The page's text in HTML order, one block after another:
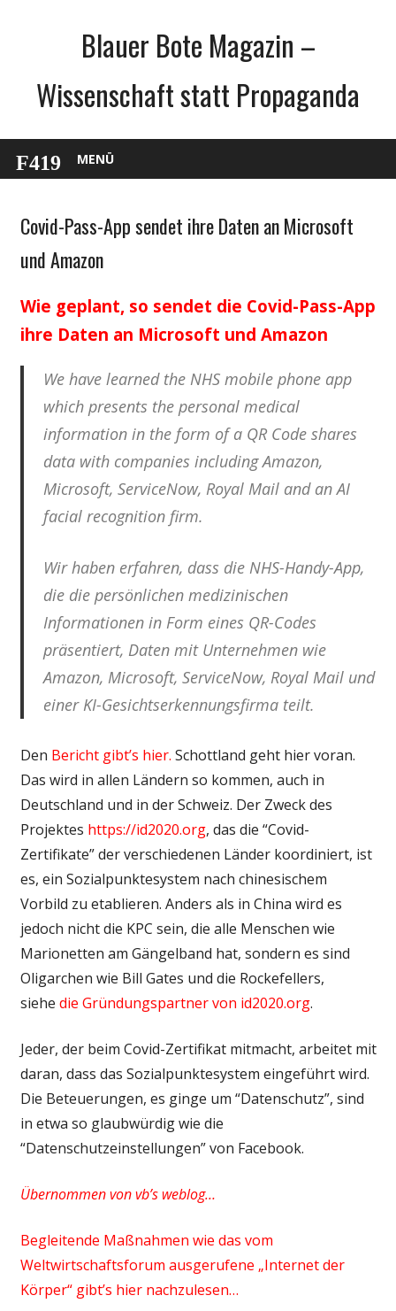
Blauer Bote Magazin –
Wissenschaft statt Propaganda
MENÜ
Gesellschaft
Politik
Wirtschaft
Covid-Pass-App sendet ihre Daten an Microsoft
und Amazon
Wie geplant, so sendet die Covid-Pass-App
ihre Daten an Microsoft und Amazon
We have learned the NHS mobile phone app
which presents the personal medical
information in the form of a QR Code shares
data with companies including Amazon,
Microsoft, ServiceNow, Royal Mail and an AI
facial recognition firm.
Wir haben erfahren, dass die NHS-Handy-App,
die die persönlichen medizinischen
Informationen in Form eines QR-Codes
präsentiert, Daten mit Unternehmen wie
Amazon, Microsoft, ServiceNow, Royal Mail und
einer KI-Gesichtserkennungsfirma teilt.
Den Bericht gibt’s hier. Schottland geht hier voran.
Das wird in allen Ländern so kommen, auch in
Deutschland und in der Schweiz. Der Zweck des
Projektes https://id2020.org, das die “Covid-
Zertifikate” der verschiedenen Länder koordiniert, ist
es, ein Sozialpunktesystem nach chinesischem
Vorbild zu etablieren. Anders als in China wird es
jedoch nicht die KPC sein, die alle Menschen wie
Marionetten am Gängelband hat, sondern es sind
Oligarchen wie Bill Gates und die Rockefellers,
siehe die Gründungspartner von id2020.org.
Jeder, der beim Covid-Zertifikat mitmacht, arbeitet mit
daran, dass das Sozialpunktesystem eingeführt wird.
Die Beteuerungen, es ginge um “Datenschutz”, sind
in etwa so glaubwürdig wie die
“Datenschutzeinstellungen” von Facebook.
Übernommen von vb’s weblog…
Begleitende Maßnahmen wie das vom
Weltwirtschaftsforum ausgerufene „Internet der
Körper“ gibt’s hier nachzulesen…